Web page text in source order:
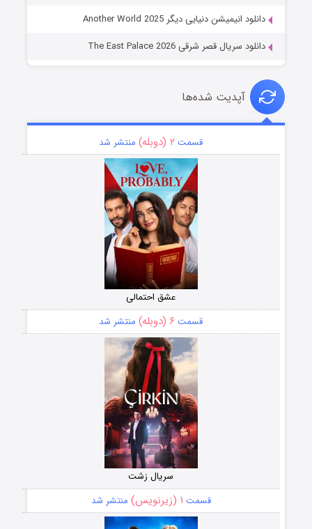
دانلود انیمیشن دنیایی دیگر Another World 2025
دانلود سریال قصر شرقی The East Palace 2026
آپدیت شده‌ها
قسمت ۲ (دوبله) منتشر شد
عشق احتمالی
قسمت ۶ (دوبله) منتشر شد
سریال زشت
قسمت ۱ (زیرنویس) منتشر شد